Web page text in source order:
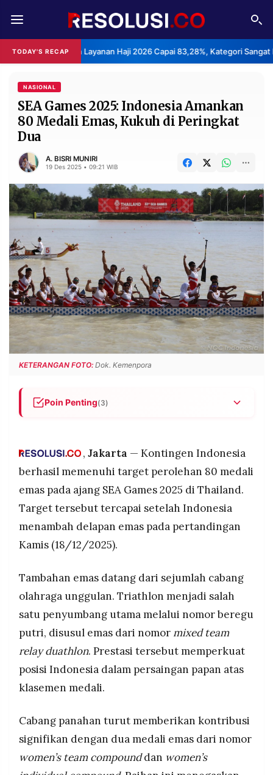
TODAY'S RECAP
Layanan Haji 2026 Capai 83,28%, Kategori Sangat Memuaskan.
REDAKSI TENTANG
RESOLUSI IKLAN
RUBRIKASI
EDITORIAL
FINANSIA PERSONA
DAERAH NASIONAL
MANCA SPORT
INFORMASI
PRIVACY
POLICY
BERITA
WARGA
INFORMASI
IKLAN
KIRIM
TULISAN
PENGADUAN TERM
SERVICE
IKUTI
KAMI
©
RESOLUSI
©
Resolusi.co
2026
RESOLUSI
MEDIA
PRAMUDITA
NASIONAL
SEA Games 2025: Indonesia Amankan
80 Medali Emas, Kukuh di Peringkat
Dua
A. BISRI MUNIRI
19 Des 2025 • 09:21 WIB
KETERANGAN FOTO: Dok. Kemenpora
Poin Penting(3)
emas pada Kamis (18/12/2025).
Emas tambahan datang dari triathlon, panahan,
sementara, di bawah tuan rumah Thailand.
, Jakarta — Kontingen Indonesia
berhasil memenuhi target perolehan 80 medali
emas pada ajang SEA Games 2025 di Thailand.
Target tersebut tercapai setelah Indonesia
menambah delapan emas pada pertandingan
Kamis (18/12/2025).
Tambahan emas datang dari sejumlah cabang
olahraga unggulan. Triathlon menjadi salah
satu penyumbang utama melalui nomor beregu
putri, disusul emas dari nomor mixed team
relay duathlon. Prestasi tersebut memperkuat
posisi Indonesia dalam persaingan papan atas
klasemen medali.
Cabang panahan turut memberikan kontribusi
signifikan dengan dua medali emas dari nomor
women’s team compounddan women’s